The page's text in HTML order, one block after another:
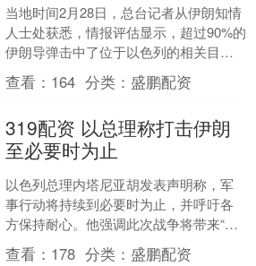
当地时间2月28日，总台记者从伊朗知情
人士处获悉，情报评估显示，超过90%的
伊朗导弹击中了位于以色列的相关目
标。自当天早晨起，伊朗已向以色列发
射了数十枚导弹。（....
查看： 164 分类： 盛鹏配资
319配资 以总理称打击伊朗
至必要时为止
以色列总理内塔尼亚胡发表声明称，军
事行动将持续到必要时为止，并呼吁各
方保持耐心。他强调此次战争将带来“真
正的和平”。 (CCTV国际时讯)....
查看： 178 分类： 盛鹏配资